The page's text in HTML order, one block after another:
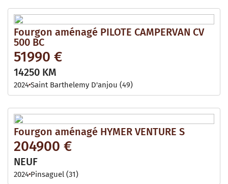
Fourgon aménagé PILOTE CAMPERVAN CV
500 BC
51990 €
14250 KM
2024Saint Barthelemy D'anjou (49)
Fourgon aménagé HYMER VENTURE S
204900 €
NEUF
2024 Pinsaguel (31)